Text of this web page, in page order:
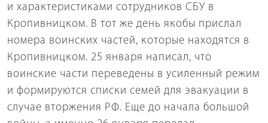
и характеристиками сотрудников СБУ в
Кропивницком. В тот же день якобы прислал
номера воинских частей, которые находятся в
Кропивницком. 25 января написал, что
воинские части переведены в усиленный режим
и формируются списки семей для эвакуации в
случае вторжения РФ. Еще до начала большой